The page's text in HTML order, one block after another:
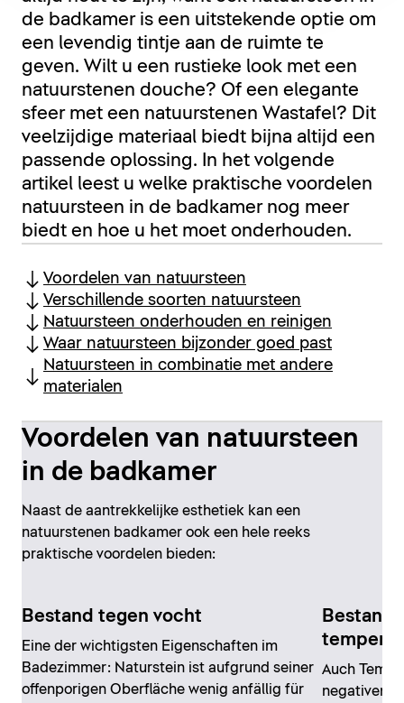
de badkamer is een uitstekende optie om
een levendig tintje aan de ruimte te
geven. Wilt u een rustieke look met een
natuurstenen douche? Of een elegante
sfeer met een natuurstenen Wastafel? Dit
veelzijdige materiaal biedt bijna altijd een
passende oplossing. In het volgende
artikel leest u welke praktische voordelen
natuursteen in de badkamer nog meer
biedt en hoe u het moet onderhouden.
Voordelen van natuursteen
Verschillende soorten natuursteen
Natuursteen onderhouden en reinigen
Waar natuursteen bijzonder goed past
Natuursteen in combinatie met andere
materialen
Voordelen van natuursteen
in de badkamer
Naast de aantrekkelijke esthetiek kan een
natuurstenen badkamer ook een hele reeks
praktische voordelen bieden:
Bestand tegen vocht
Eine der wichtigsten Eigenschaften im
Badezimmer: Naturstein ist aufgrund seiner
offenporigen Oberfläche wenig anfällig für
Bestand
Auch
negativen